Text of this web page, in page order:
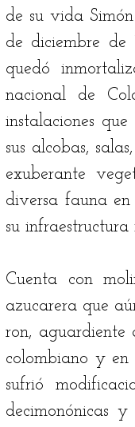
de su vida
de diciembre de
quedó
nacional de
instalaciones
sus alcobas,
exuberante
diversa fauna
su
Cuenta con
azucarera que
ron, aguardiente
colombiano y en
sufrió
decimonónicas